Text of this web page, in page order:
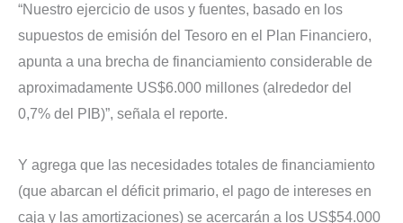
“Nuestro ejercicio de usos y fuentes, basado en los
supuestos de emisión del Tesoro en el Plan Financiero,
apunta a una brecha de financiamiento considerable de
aproximadamente US$6.000 millones (alrededor del
0,7% del PIB)”, señala el reporte.
Y agrega que las necesidades totales de financiamiento
(que abarcan el déficit primario, el pago de intereses en
caja y las amortizaciones) se acercarán a los US$54.000